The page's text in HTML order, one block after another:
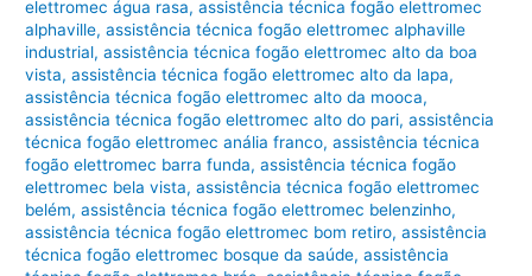
elettromec água rasa,assistência técnica fogão elettromec
alphaville,assistência técnica fogão elettromec alphaville
industrial,assistência técnica fogão elettromec alto da boa
vista,assistência técnica fogão elettromec alto da lapa,
assistência técnica fogão elettromec alto da mooca,
assistência técnica fogão elettromec alto do pari,assistência
técnica fogão elettromec anália franco,assistência técnica
fogão elettromec barra funda,assistência técnica fogão
elettromec bela vista,assistência técnica fogão elettromec
belém,assistência técnica fogão elettromec belenzinho,
assistência técnica fogão elettromec bom retiro,assistência
técnica fogão elettromec bosque da saúde,assistência